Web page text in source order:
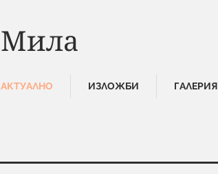
Мила
АКТУАЛНО ИЗЛОЖБИ ГАЛЕРИЯ